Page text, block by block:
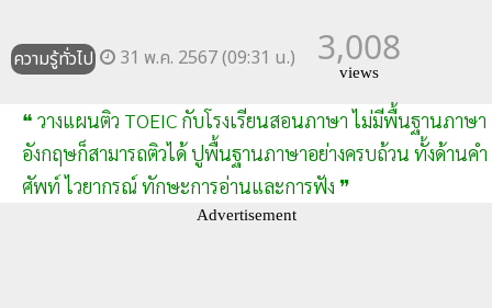
ความรู้ทั่วไป 31 พ.ค. 2567 (09:31 น.) 3,008
views
❝ วางแผนติว TOEIC กับโรงเรียนสอนภาษา ไม่มีพื้นฐานภาษา
อังกฤษก็สามารถติวได้ ปูพื้นฐานภาษาอย่างครบถ้วน ทั้งด้านคำ
ศัพท์ ไวยากรณ์ ทักษะการอ่านและการฟัง ❞
Advertisement